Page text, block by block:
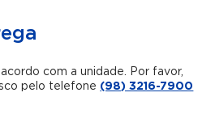
com a unidade. Por favor,
pelo telefone (98) 3216-7900